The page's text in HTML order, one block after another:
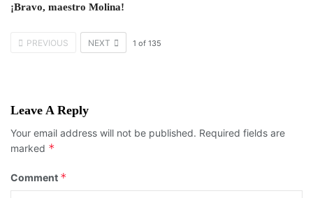
¡Bravo, maestro Molina!
PREVIOUS NEXT 1 of 135
Leave A Reply
Your email address will not be published. Required fields are
marked *
Comment *